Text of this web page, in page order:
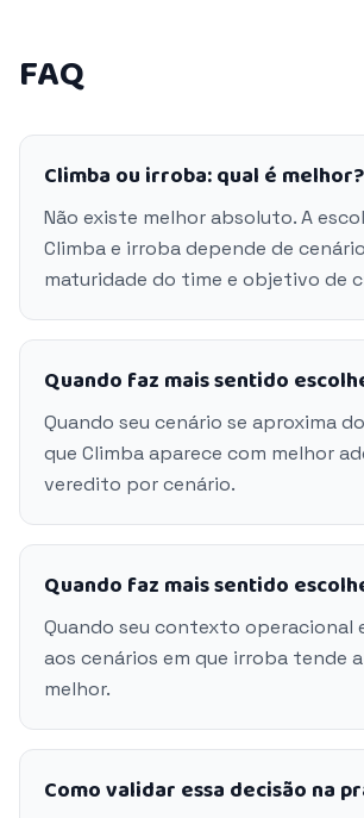
FAQ
Climba ou irroba: qual é melhor?
Não existe melhor absoluto. A
Climba e irroba depende de
maturidade do time e objetivo de
Quando faz mais sentido
Quando seu cenário se aproxima
que Climba aparece com melhor
veredito por cenário.
Quando faz mais sentido
Quando seu contexto operacional
aos cenários em que irroba tende
melhor.
Como validar essa decisão na